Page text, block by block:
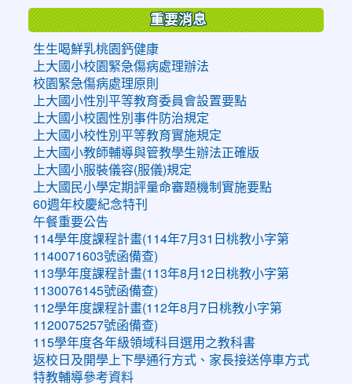
重要消息
生生喝鮮乳桃園鈣健康
上大國小校園緊急傷病處理辦法
校園緊急傷病處理原則
上大國小性別平等教育委員會設置要點
上大國小校園性別事件防治規定
上大國小校性別平等教育實施規定
上大國小教師輔導與管教學生辦法正確版
上大國小服裝儀容(服儀)規定
上大國民小學定期評量命審題機制實施要點
60週年校慶紀念特刊
午餐重要公告
114學年度課程計畫(114年7月31日桃教小字第
1140071603號函備查)
113學年度課程計畫(113年8月12日桃教小字第
1130076145號函備查)
112學年度課程計畫(112年8月7日桃教小字第
1120075257號函備查)
115學年度各年級領域科目選用之教科書
返校日及開學上下學通行方式、家長接送停車方式
特教輔導參考資料